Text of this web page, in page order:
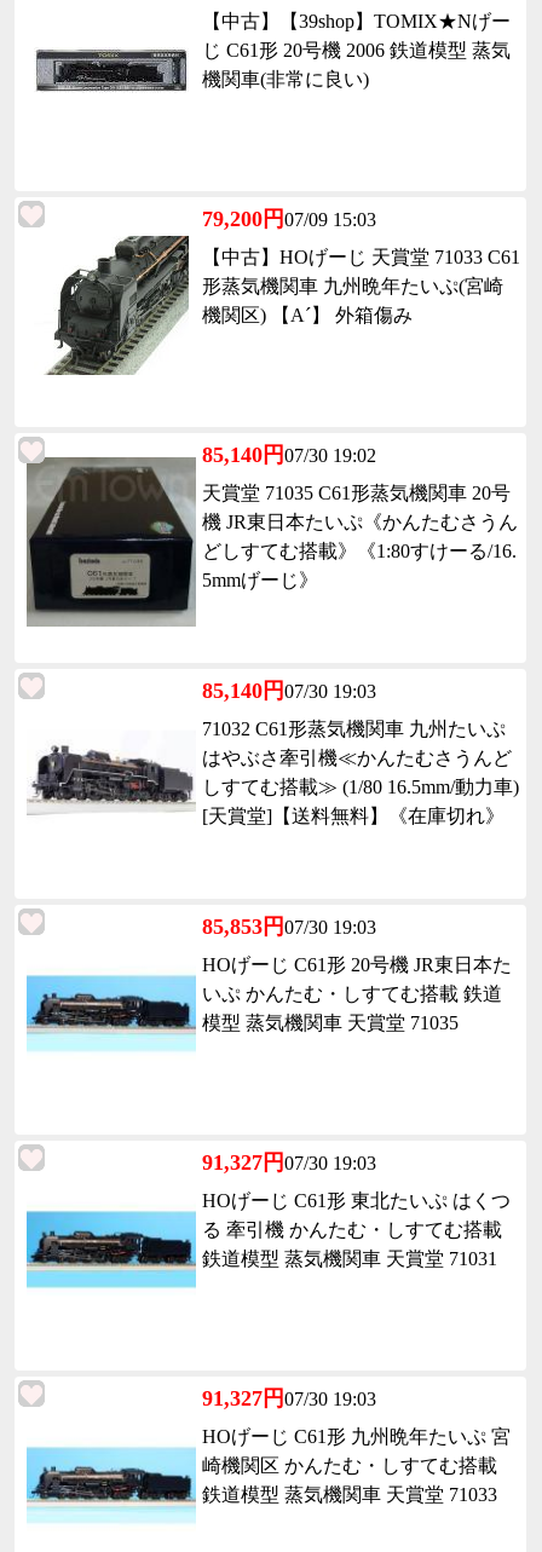
【中古】【39shop】TOMIX★Nげー
じ C61形 20号機 2006 鉄道模型 蒸気
機関車(非常に良い)
79,200円07/09 15:03
【中古】HOげーじ 天賞堂 71033 C61
形蒸気機関車 九州晩年たいぷ(宮崎
機関区) 【A´】 外箱傷み
85,140円07/30 19:02
天賞堂 71035 C61形蒸気機関車 20号
機 JR東日本たいぷ《かんたむさうん
どしすてむ搭載》《1:80すけーる/16.
5mmげーじ》
85,140円07/30 19:03
71032 C61形蒸気機関車 九州たいぷ
はやぶさ牽引機≪かんたむさうんど
しすてむ搭載≫ (1/80 16.5mm/動力車)
[天賞堂]【送料無料】《在庫切れ》
85,853円07/30 19:03
HOげーじ C61形 20号機 JR東日本た
いぷ かんたむ・しすてむ搭載 鉄道
模型 蒸気機関車 天賞堂 71035
91,327円07/30 19:03
HOげーじ C61形 東北たいぷ はくつ
る 牽引機 かんたむ・しすてむ搭載
鉄道模型 蒸気機関車 天賞堂 71031
91,327円07/30 19:03
HOげーじ C61形 九州晩年たいぷ 宮
崎機関区 かんたむ・しすてむ搭載
鉄道模型 蒸気機関車 天賞堂 71033